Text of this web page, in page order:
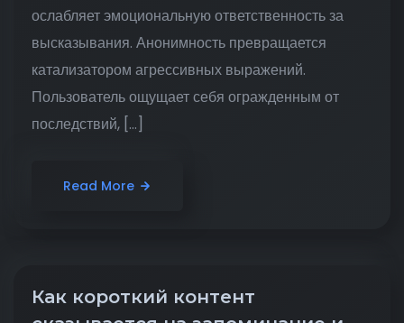
ослабляет эмоциональную ответственность за
высказывания. Анонимность превращается
катализатором агрессивных выражений.
Пользователь ощущает себя огражденным от
последствий, […]
Read More
Как короткий контент